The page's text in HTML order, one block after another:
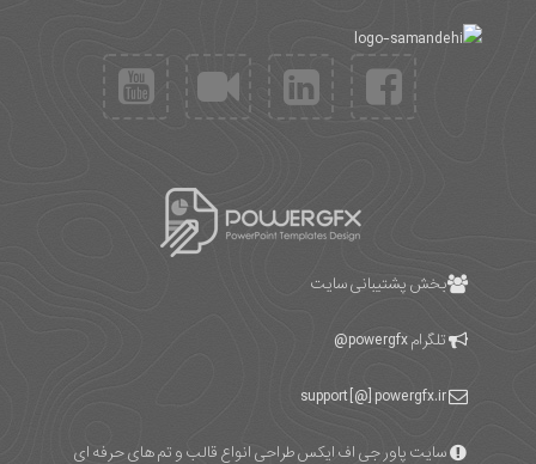
بخش پشتیبانی سایت
تلگرامpowergfx@
سایت پاور جی اف ایکس طراحی انواع قالب و تم های حرفه ای